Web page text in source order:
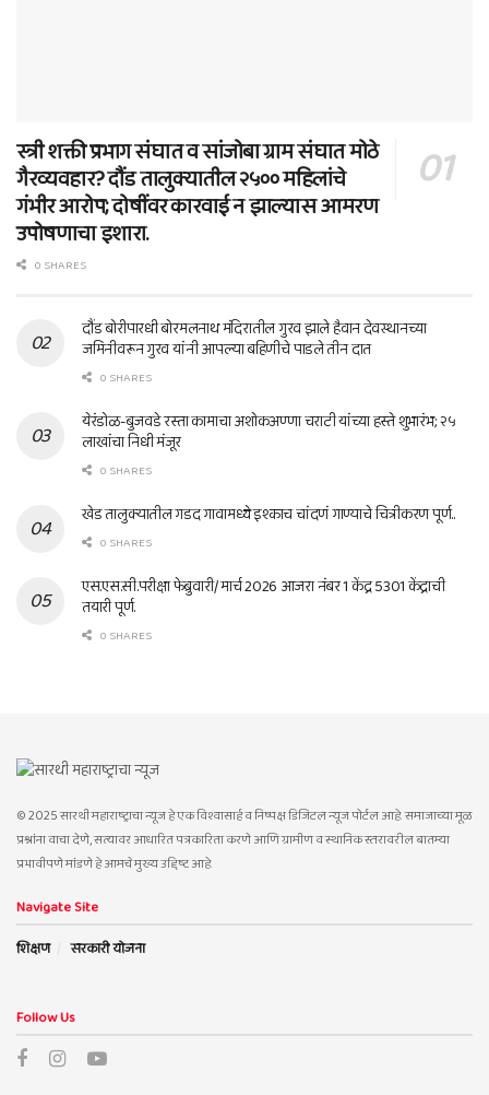
स्त्री शक्ती प्रभाग संघात व सांजोबा ग्राम संघात मोठे
गैरव्यवहार? दौंड तालुक्यातील २५०० महिलांचे
गंभीर आरोप; दोषींवर कारवाई न झाल्यास आमरण
उपोषणाचा इशारा.
0 SHARES
दौंड बोरीपारधी बोरमलनाथ मंदिरातील गुरव झाले हैवान देवस्थानच्या
जमिनीवरून गुरव यांनी आपल्या बहिणीचे पाडले तीन दात
0 SHARES
येरंडोळ-बुजवडे रस्ता कामाचा अशोकअण्णा चराटी यांच्या हस्ते शुभारंभ; २५
लाखांचा निधी मंजूर
0 SHARES
खेड तालुक्यातील गडद गावामध्ये इश्काच चांदणं गाण्याचे चित्रीकरण पूर्ण..
0 SHARES
एस.एस.सी.परीक्षा फेब्रुवारी/ मार्च 2026 आजरा नंबर 1 केंद्र 5301 केंद्राची
तयारी पूर्ण.
0 SHARES
© 2025 सारथी महाराष्ट्राचा न्यूज हे एक विश्वासार्ह व निष्पक्ष डिजिटल न्यूज पोर्टल आहे. समाजाच्या मूळ
प्रश्नांना वाचा देणे, सत्यावर आधारित पत्रकारिता करणे आणि ग्रामीण व स्थानिक स्तरावरील बातम्या
प्रभावीपणे मांडणे हे आमचे मुख्य उद्दिष्ट आहे.
Navigate Site
शिक्षण
सरकारी योजना
Follow Us